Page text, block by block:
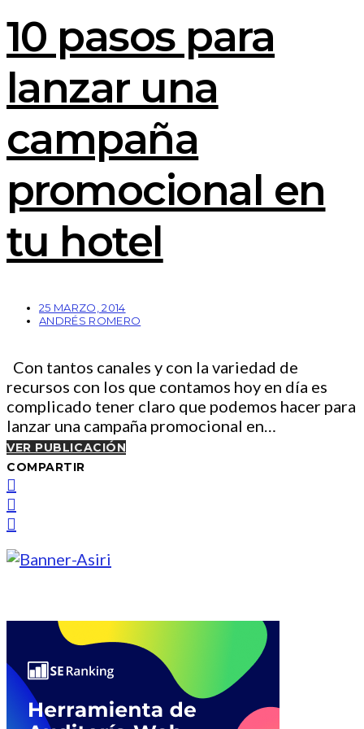
10 pasos para
lanzar una
campaña
promocional en
tu hotel
25 MARZO, 2014
ANDRÉS ROMERO
Con tantos canales y con la variedad de
recursos con los que contamos hoy en día es
complicado tener claro que podemos hacer para
lanzar una campaña promocional en…
VER PUBLICACIÓN
COMPARTIR